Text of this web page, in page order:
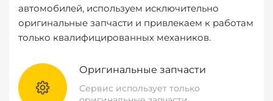
автомобилей, используем исключительно
оригинальные запчасти и привлекаем к работам
только квалифицированных механиков.
Оригинальные запчасти
Сервис использует только